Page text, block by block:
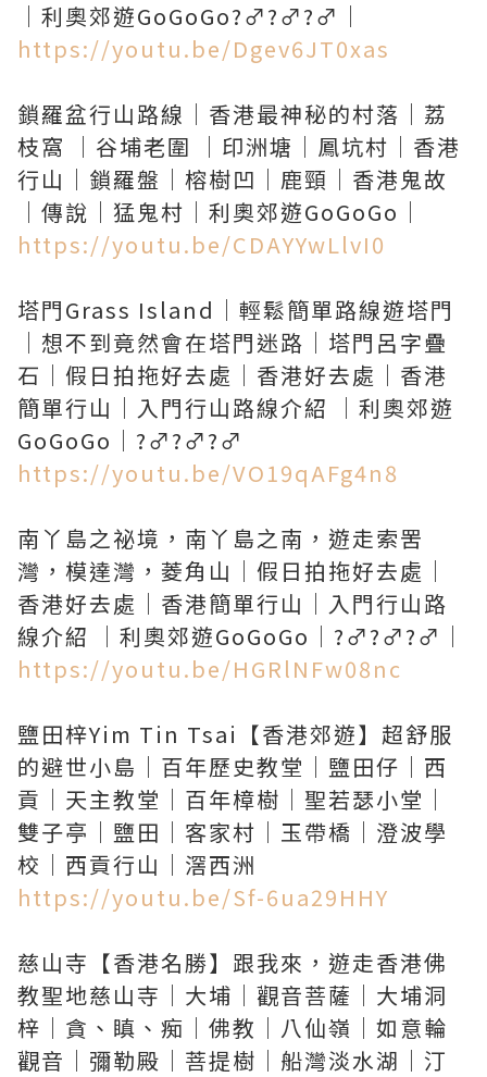
https://youtu.be/Dgev6JT0xas
鎖羅盆行山路線｜香港最神秘的村落｜荔
枝窩 ｜谷埔老圍 ｜印洲塘｜鳳坑村｜香港
行山｜鎖羅盤｜榕樹凹｜鹿頸｜香港鬼故
https://youtu.be/CDAYYwLlvI0
塔門Grass Island｜輕鬆簡單路線遊塔門
｜想不到竟然會在塔門迷路｜塔門呂字疊
石｜假日拍拖好去處｜香港好去處｜香港
簡單行山｜入門行山路線介紹 ｜利奧郊遊
https://youtu.be/VO19qAFg4n8
南丫島之祕境，南丫島之南，遊走索罟
灣，模達灣，菱角山｜假日拍拖好去處｜
香港好去處｜香港簡單行山｜入門行山路
https://youtu.be/HGRlNFw08nc
鹽田梓Yim Tin Tsai【香港郊遊】超舒服
的避世小島｜百年歷史教堂｜鹽田仔｜西
貢｜天主教堂｜百年樟樹｜聖若瑟小堂｜
雙子亭｜鹽田｜客家村｜玉帶橋｜澄波學
https://youtu.be/Sf-6ua29HHY
慈山寺【香港名勝】跟我來，遊走香港佛
教聖地慈山寺｜大埔｜觀音菩薩｜大埔洞
梓｜貪、瞋、痴｜佛教｜八仙嶺｜如意輪
觀音｜彌勒殿｜菩提樹｜船灣淡水湖｜汀